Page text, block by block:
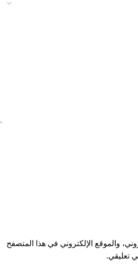
والموقع الإلكتروني في هذا المتصفح
تعليقي.